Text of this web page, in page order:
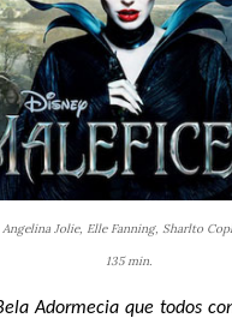
Jolie, Elle Fanning, Sharlto
135 min.
Adormecia que todos